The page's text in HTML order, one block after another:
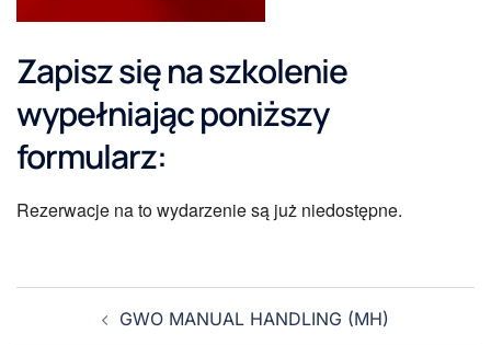
Zapisz się na szkolenie
wypełniając poniższy
formularz:
Rezerwacje na to wydarzenie są już niedostępne.
GWO MANUAL HANDLING (MH)